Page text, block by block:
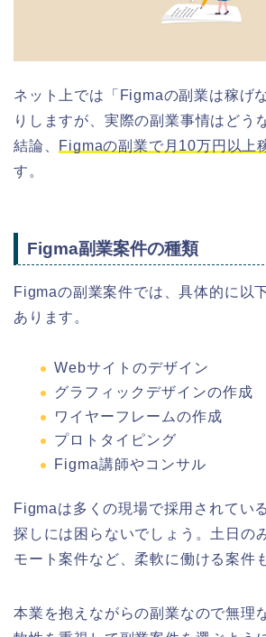
ネット上では「Figmaの副業は稼げ
りしますが、実際の副業事情はどう
結論、 Figmaの副業で月10万円以上
す。
Figma副業案件の種類
Figmaの副業案件では、具体的に以
あります。
Webサイトのデザイン
グラフィックデザインの作成
ワイヤーフレームの作成
プロトタイピング
Figma講師やコンサル
Figmaは多くの現場で採用されてい
探しには困らないでしょう。土日の
モート案件など、柔軟に働ける案件
本業を抱えながらの副業なので無理